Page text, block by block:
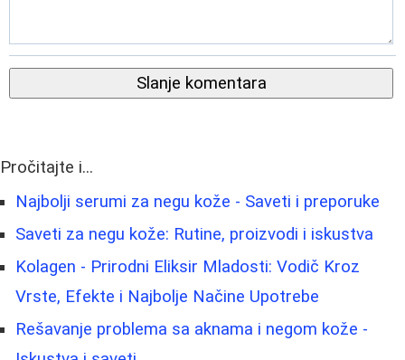
Slanje komentara
Pročitajte i...
Najbolji serumi za negu kože - Saveti i preporuke
Saveti za negu kože: Rutine, proizvodi i iskustva
Kolagen - Prirodni Eliksir Mladosti: Vodič Kroz
Vrste, Efekte i Najbolje Načine Upotrebe
Rešavanje problema sa aknama i negom kože -